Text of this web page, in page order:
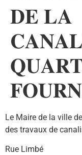
𝐃𝐄 𝐋𝐀
Le Maire de la ville
des travaux de
Rue Limbé